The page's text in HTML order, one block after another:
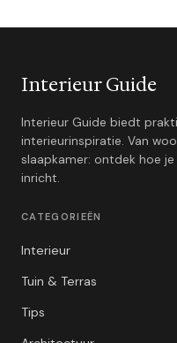
Interieur Guide
Interieur Guide biedt
interieurinspiratie. Van
slaapkamer: ontdek hoe
inricht.
CATEGORIEËN
Interieur
Tuin & Terras
Tips